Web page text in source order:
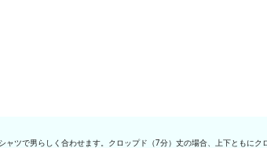
ツで男らしく合わせます。クロップド（7分）丈の場合、上下ともに